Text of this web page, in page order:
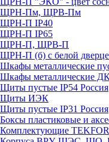
ЩРН-Пм, ЩРВ-Пм
ЩРН-П IP40
ЩРН-П IP65
ЩРН-П, ЩРВ-П
ЩРН-П (б) с белой
Шкафы металлические
Шкафы металлические
Щиты пустые IP54 Россия
Щиты ИЭК
Щиты пустые IP31 Россия
Боксы пластиковые и
Комплектующие TEKFOR